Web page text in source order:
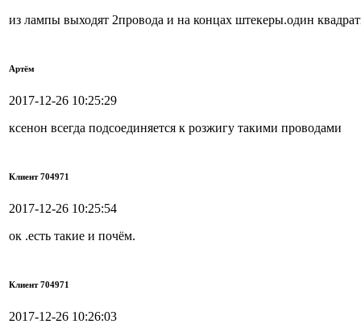
из лампы выходят 2провода и на концах штекеры.один
Артём
2017-12-26 10:25:29
ксенон всегда подсоединяется к розжигу такими проводами
Клиент 704971
2017-12-26 10:25:54
ок .есть такие и почём.
Клиент 704971
2017-12-26 10:26:03